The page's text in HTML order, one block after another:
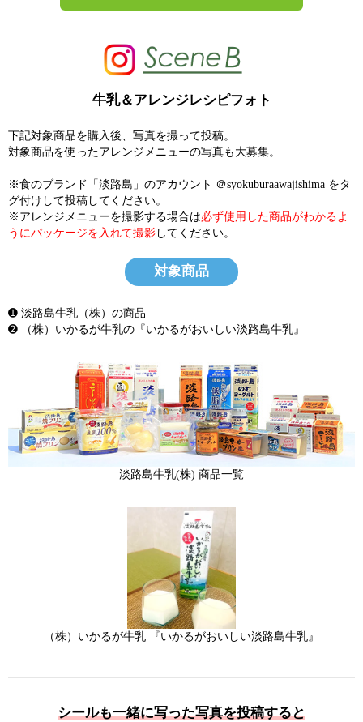
牛乳＆アレンジレシピフォト
下記対象商品を購入後、写真を撮って投稿。
対象商品を使ったアレンジメニューの写真も大募集。
※食のブランド「淡路島」のアカウント ＠syokuburaawajishima をタ
グ付けして投稿してください。
※アレンジメニューを撮影する場合は必ず使用した商品がわかるよ
うにパッケージを入れて撮影 してください。
対象商品
➊ 淡路島牛乳（株）の商品
➋ （株）いかるが牛乳の『いかるがおいしい淡路島牛乳』
淡路島牛乳(株) 商品一覧
（株）いかるが牛乳 『いかるがおいしい淡路島牛乳』
シールも一緒に写った写真を投稿すると